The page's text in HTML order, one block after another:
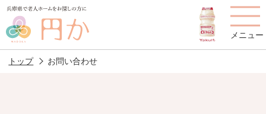
メニュー
トップ お問い合わせ